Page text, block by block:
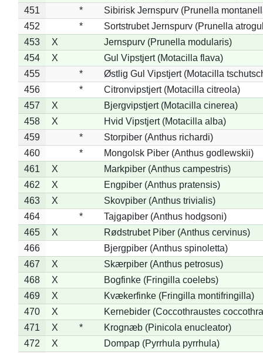
451
*
Sibirisk Jernspurv (Prunella
452
*
Sortstrubet Jernspurv (Prunella
453
X
Jernspurv (Prunella modularis)
454
X
Gul Vipstjert (Motacilla flava)
455
*
Østlig Gul Vipstjert (Motacilla
456
*
Citronvipstjert (Motacilla citreola)
457
X
Bjergvipstjert (Motacilla cinerea)
458
X
Hvid Vipstjert (Motacilla alba)
459
*
Storpiber (Anthus richardi)
460
*
Mongolsk Piber (Anthus godlewskii)
461
X
Markpiber (Anthus campestris)
462
X
Engpiber (Anthus pratensis)
463
X
Skovpiber (Anthus trivialis)
464
*
Tajgapiber (Anthus hodgsoni)
465
X
Rødstrubet Piber (Anthus cervinus)
466
Bjergpiber (Anthus spinoletta)
467
X
Skærpiber (Anthus petrosus)
468
X
Bogfinke (Fringilla coelebs)
469
X
Kvækerfinke (Fringilla montifringilla)
470
X
Kernebider (Coccothraustes
471
X *
Krognæb (Pinicola enucleator)
472
X
Dompap (Pyrrhula pyrrhula)